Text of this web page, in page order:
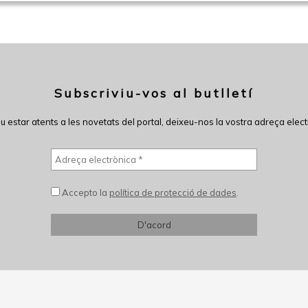
Subscriviu-vos al butlletí
estar atents a les novetats del portal, deixeu-nos la vostra adreça
Accepto la política de protecció de dades